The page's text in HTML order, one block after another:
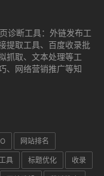
诊断工具：外链发布工
提取工具、百度收录批
抓取、文本处理等工
、网络营销推广等知
网站排名
具 标题优化 收录